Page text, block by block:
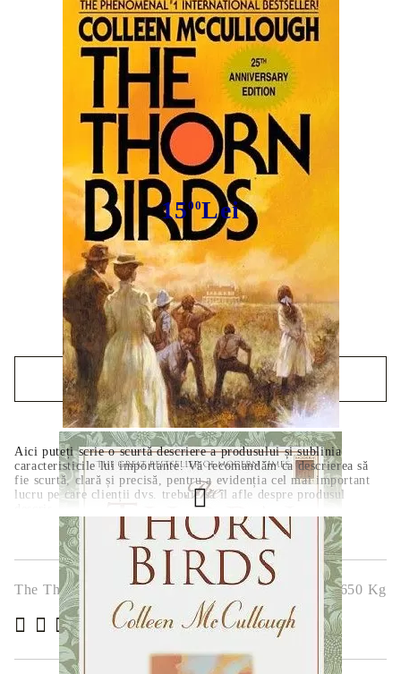
Tweet
Pasărea spin
1500Lei
Avem10în stoc
Aici puteți scrie o scurtă descriere a produsului și sublinia
caracteristicile lui importante. Vă recomandăm ca descrierea să
fie scurtă, clară și precisă, pentru a evidenția cel mai important
lucru pe care clienții dvs. trebuie să îl afle despre produsul
COMANDĂ RAPIDĂ
Noi vă vom contacta pentru finalizarea comenzii.
The Thorn Birds 2.650 Kg
( 4 ) Evaluează